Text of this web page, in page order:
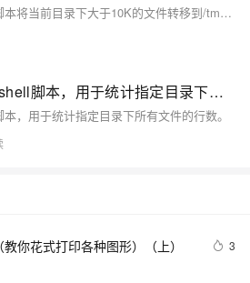
在Linux中，如何编写shell脚本将当前目录下大于10K的文件转移到/tmp目录下？
在Linux中，编写一个shell脚本，用于统计指定目录下所有文件的行数。
，用于统计指定目录下所有文件的行数。
你花式打印各种图形）（上） 3